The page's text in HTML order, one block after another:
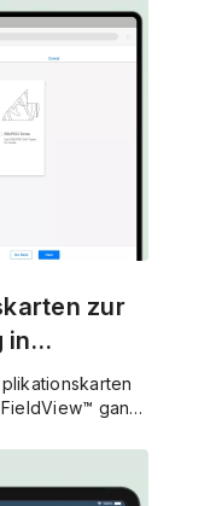
zur
in
ganz